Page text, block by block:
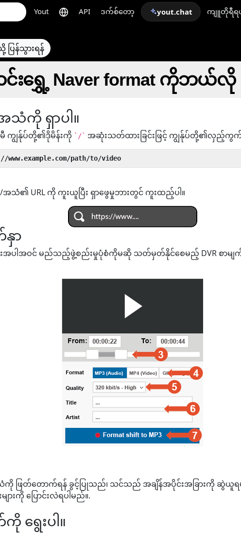
Yout API ဒက်စ်တော့ yout.chat ကျူတိုရီရယ်
ပြန်သွားရန်
ာင်းရွှေ့ Naver format ကိုဘယ်လို
ကို ရှာပါ။
ကျွန်ုပ်တို့၏ဒိုမိန်းကို `/` အဆုံးသတ်ထားခြင်းဖြင့် ကျွန်ုပ်တို့၏လှည့်
path/to/video
၏ URL ကို ကူးယူပြီး ရှာဖွေမှုဘားတွင် ကူးထည့်ပါ။
နှာ
အပါအဝင် မည်သည့်ဖွဲ့စည်းမှုပုံစံကိုမဆို သတ်မှတ်နိုင်စေမည့် DVR စာမျက်
ဖြတ်တောက်ရန် ခွင့်ပြုသည်၊ သင်သည် အချိန်အပိုင်းအခြားကို ဆွဲ
ားကို ပြောင်းလဲရပါမည်။.
ရွေးပါ။